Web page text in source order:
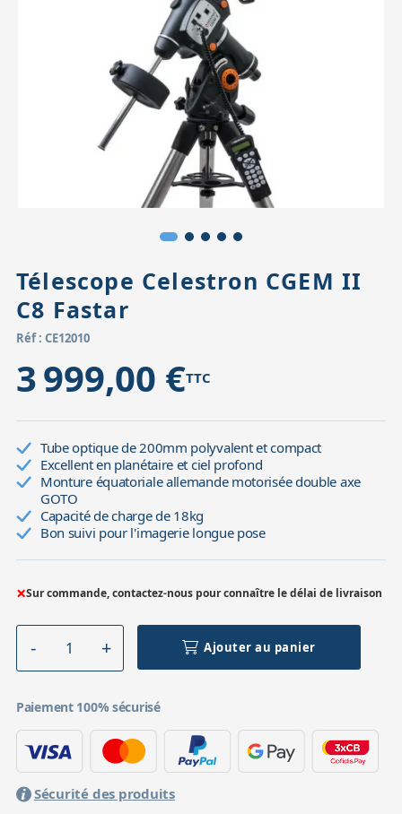
Accessoires pour montures
Télescope Celestron CGEM II
C8 Fastar
Réf : CE12010
3 999,00 €TTC
Tube optique de 200mm polyvalent et compact
Excellent en planétaire et ciel profond
Monture équatoriale allemande motorisée double axe
GOTO
Capacité de charge de 18kg
Bon suivi pour l'imagerie longue pose
×Sur commande, contactez-nous pour connaître le délai de livraison
Ajouter au panier
Paiement 100% sécurisé
Sécurité des produits